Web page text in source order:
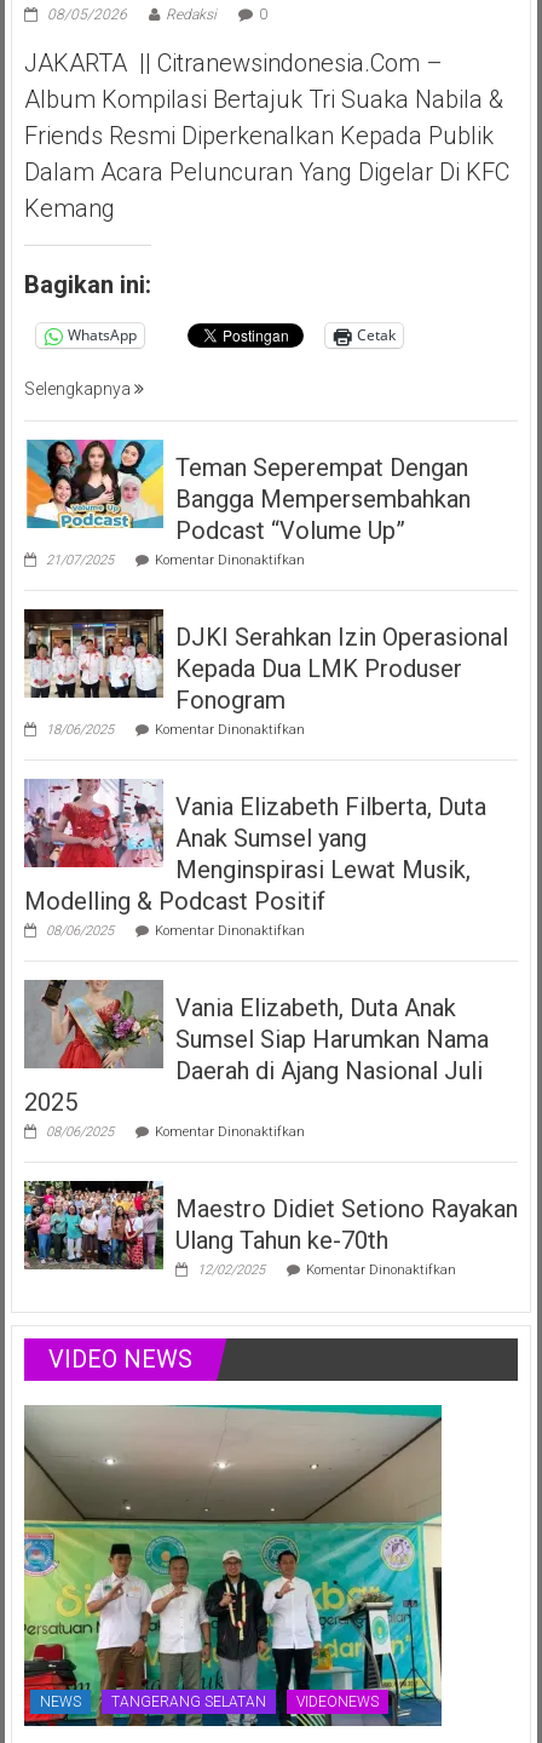
08/05/2026 Redaksi 0
JAKARTA || Citranewsindonesia.com –
Album Kompilasi Bertajuk Tri Suaka Nabila &
Friends Resmi Diperkenalkan Kepada Publik
Dalam Acara Peluncuran Yang Digelar Di KFC
Kemang
Bagikan ini:
WhatsApp Cetak
Selengkapnya
Teman Seperempat Dengan
Bangga Mempersembahkan
Podcast “Volume Up”
21/07/2025 Komentar Dinonaktifkanpada
Seperempat
Bangga
Mempersembahkan
Podcast
DJKI Serahkan Izin Operasional
Kepada Dua LMK Produser
Fonogram
18/06/2025 Komentar Dinonaktifkanpada
Serahkan
Operasional
Kepada
Dua
LMK
Produser
Fonogram
Vania Elizabeth Filberta, Duta
Anak Sumsel yang
Menginspirasi Lewat Musik,
Modelling & Podcast Positif
08/06/2025 Komentar Dinonaktifkanpada
Elizabeth
Duta
Anak
Sumsel
Menginspirasi
Modelling
Positif
Vania Elizabeth, Duta Anak
Sumsel Siap Harumkan Nama
Daerah di Ajang Nasional Juli
2025
08/06/2025 Komentar Dinonaktifkanpada
Elizabeth,
Anak
Sumsel
Siap
Harumkan
Ajang
Juli
Maestro Didiet Setiono Rayakan
Ulang Tahun ke-70th
12/02/2025 Komentar Dinonaktifkanpada
Setiono
Rayakan
Tahun
VIDEO NEWS
NEWS TANGERANG SELATAN VIDEONEWS